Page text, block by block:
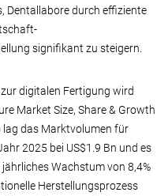
Dentallabore durch effiziente
signifikant zu steigern.
digitalen Fertigung wird
Market Size, Share & Growth
lag das Marktvolumen für
2025 bei US$1.9 Bn und es
Wachstum von 8,4%
Herstellungsprozess